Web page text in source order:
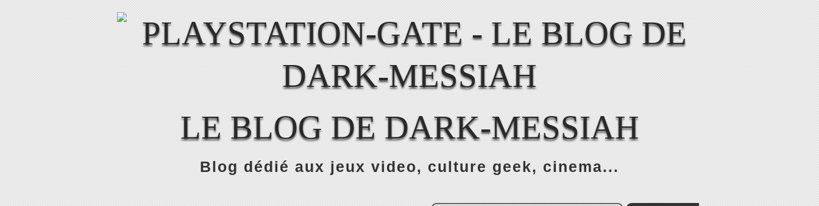
LE BLOG DE DARK-MESSIAH
Blog dédié aux jeux video, culture geek, cinema...